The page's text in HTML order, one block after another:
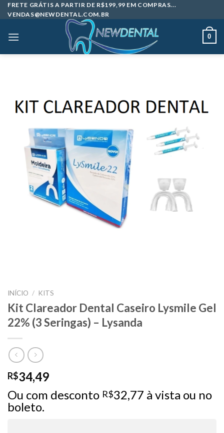
Skip
to
FRETE GRÁTIS A PARTIR DE R$199,99 EM COMPRAS...
VENDAS@NEWDENTAL.COM.BR
0
INÍCIO / KITS
Kit Clareador Dental Caseiro Lysmile Gel
22% (3 Seringas) – Lysanda
R$34,49
Ou com desconto R$32,77 à vista ou no
boleto.